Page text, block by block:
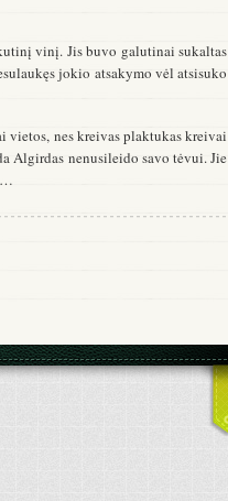
vinį. Jis buvo galutinai sukaltas
jokio atsakymo vėl atsisuko
vietos, nes kreivas plaktukas kreivai
Algirdas nenusileido savo tėvui. Jie